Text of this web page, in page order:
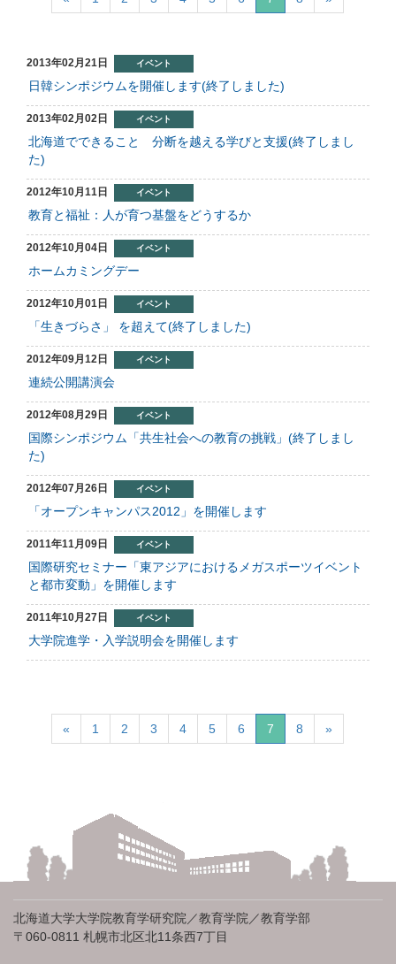
2013年02月21日 イベント
日韓シンポジウムを開催します(終了しました)
2013年02月02日 イベント
北海道でできること 分断を越える学びと支援(終了しまし
た)
2012年10月11日 イベント
教育と福祉：人が育つ基盤をどうするか
2012年10月04日 イベント
ホームカミングデー
2012年10月01日 イベント
「生きづらさ」 を超えて(終了しました)
2012年09月12日 イベント
連続公開講演会
2012年08月29日 イベント
国際シンポジウム「共生社会への教育の挑戦」(終了しまし
た)
2012年07月26日 イベント
「オープンキャンパス2012」を開催します
2011年11月09日 イベント
国際研究セミナー「東アジアにおけるメガスポーツイベント
と都市変動」を開催します
2011年10月27日 イベント
大学院進学・入学説明会を開催します
« 1 2 3 4 5 6 7 8 »
北海道大学大学院教育学研究院／教育学院／教育学部
〒060-0811 札幌市北区北11条西7丁目